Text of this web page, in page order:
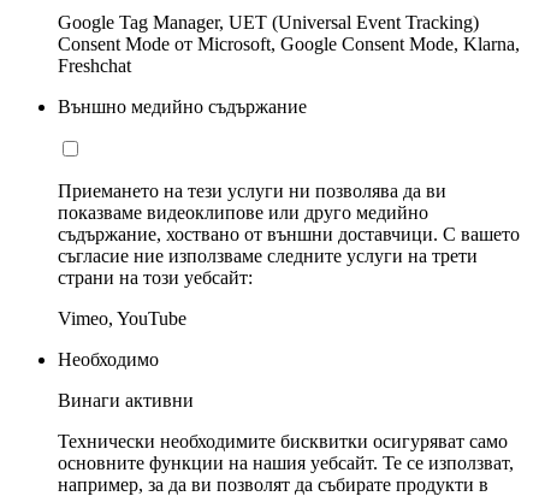
Google Tag Manager, UET (Universal Event Tracking)
Consent Mode от Microsoft, Google Consent Mode, Klarna,
Freshchat
Външно медийно съдържание
Приемането на тези услуги ни позволява да ви
показваме видеоклипове или друго медийно
съдържание, хоствано от външни доставчици. С вашето
съгласие ние използваме следните услуги на трети
страни на този уебсайт:
Vimeo, YouTube
Необходимо
Винаги активни
Технически необходимите бисквитки осигуряват само
основните функции на нашия уебсайт. Те се използват,
например, за да ви позволят да събирате продукти в